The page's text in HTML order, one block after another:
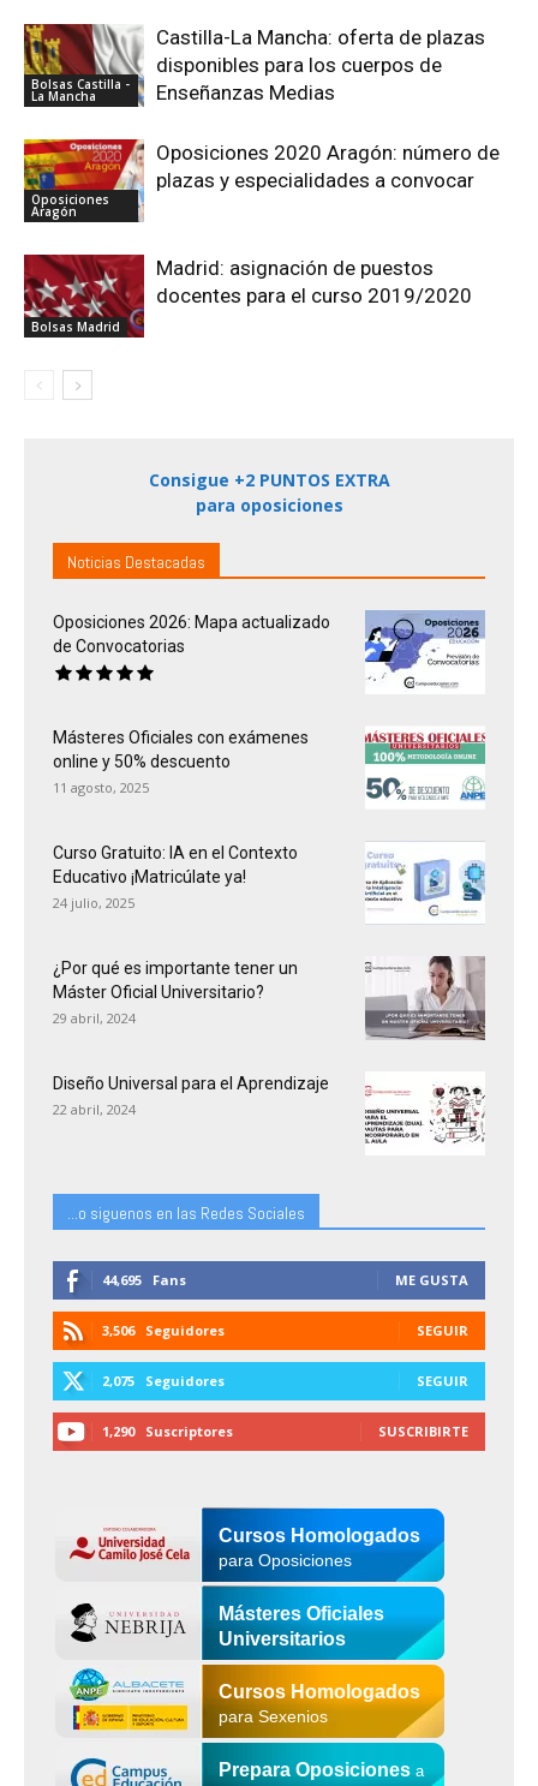
Bolsas Castilla -
La Mancha
Castilla-La Mancha: oferta de plazas
disponibles para los cuerpos de
Enseñanzas Medias
Oposiciones
Aragón
Oposiciones 2020 Aragón: número de
plazas y especialidades a convocar
Bolsas Madrid
Madrid: asignación de puestos
docentes para el curso 2019/2020
Consigue +2 PUNTOS EXTRA
para oposiciones
Noticias Destacadas
Oposiciones 2026: Mapa actualizado
de Convocatorias
Másteres Oficiales con exámenes
online y 50% descuento
11 agosto, 2025
Curso Gratuito: IA en el Contexto
Educativo ¡Matricúlate ya!
24 julio, 2025
¿Por qué es importante tener un
Máster Oficial Universitario?
29 abril, 2024
Diseño Universal para el Aprendizaje
22 abril, 2024
...o siguenos en las Redes Sociales
44,695 Fans ME GUSTA
3,506 Seguidores SEGUIR
2,075 Seguidores SEGUIR
1,290 Suscriptores SUSCRIBIRTE
Cursos Homologados
para Oposiciones
Másteres Oficiales
Universitarios
Cursos Homologados
para Sexenios
Prepara Oposiciones a